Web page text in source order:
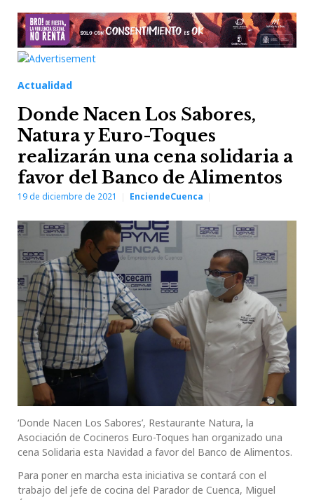
Actualidad
Donde Nacen Los Sabores,
Natura y Euro-Toques
realizarán una cena solidaria a
favor del Banco de Alimentos
19 de diciembre de 2021 EnciendeCuenca
‘Donde Nacen Los Sabores’, Restaurante Natura, la
Asociación de Cocineros Euro-Toques han organizado una
cena Solidaria esta Navidad a favor del Banco de Alimentos.
Para poner en marcha esta iniciativa se contará con el
trabajo del jefe de cocina del Parador de Cuenca, Miguel